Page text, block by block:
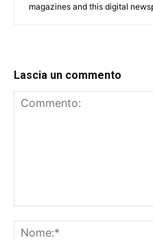
magazines and this digital
Lascia un commento